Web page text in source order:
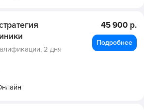
2 дня
45 900 р.
Подробнее